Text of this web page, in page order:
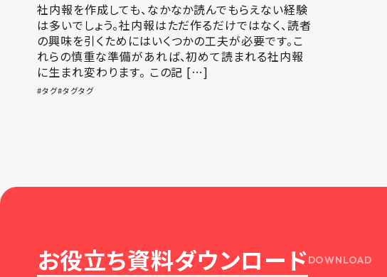
社内報を作成しても、なかなか読んでもらえない経験
は多いでしょう。社内報はただ作るだけではなく、読者
の興味を引くためにはいくつかの工夫が必要です。こ
れらの慎重な準備があれば、初めて読まれる社内報
に生まれ変わります。 この記 […]
タグ タグタグ
お役立ち資料ダウンロードDOWNLOAD